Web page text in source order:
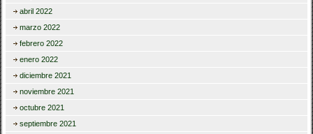
abril 2022
marzo 2022
febrero 2022
enero 2022
diciembre 2021
noviembre 2021
octubre 2021
septiembre 2021